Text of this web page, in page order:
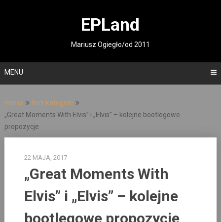
EPLand
Mariusz Ogiegło/od 2011
MENU
Home
Bez kategorii
„Great Moments With Elvis” i „Elvis” – kolejne bootlegowe
propozycje
22 MAJA, 2017
„Great Moments With
Elvis” i „Elvis” – kolejne
bootlegowe propozycje